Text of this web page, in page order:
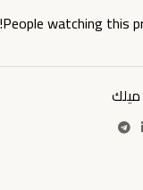
People watching this